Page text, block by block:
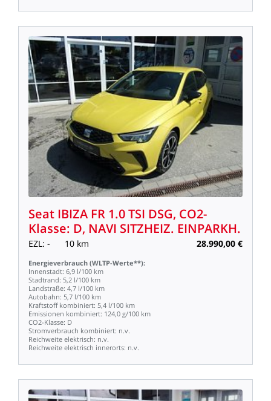
Seat IBIZA FR 1.0TSI DSG, CO2-
Klasse: D, NAVI SITZHEIZ. EINPARKH.
EZL: - 10 km 28.990,00 €
Energieverbrauch (WLTP-Werte**):
Innenstadt: 6,9 l/100 km
Stadtrand: 5,2 l/100 km
Landstraße: 4,7 l/100 km
Autobahn: 5,7 l/100 km
Kraftstoff kombiniert: 5,4 l/100 km
Emissionen kombiniert: 124,0 g/100 km
CO2-Klasse: D
Stromverbrauch kombiniert: n.v.
Reichweite elektrisch: n.v.
Reichweite elektrisch innerorts: n.v.